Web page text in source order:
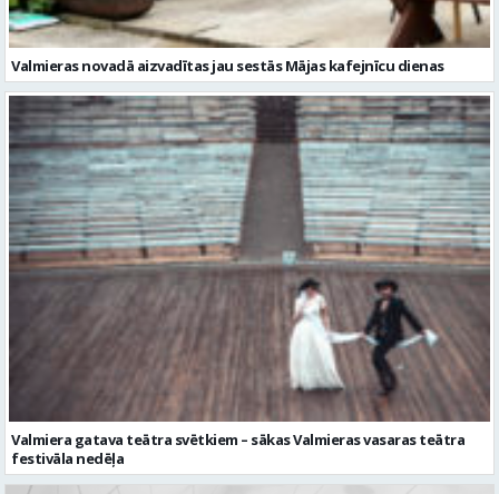
Valmieras novadā aizvadītas jau sestās Mājas kafejnīcu dienas
Valmiera gatava teātra svētkiem – sākas Valmieras vasaras teātra
festivāla nedēļa